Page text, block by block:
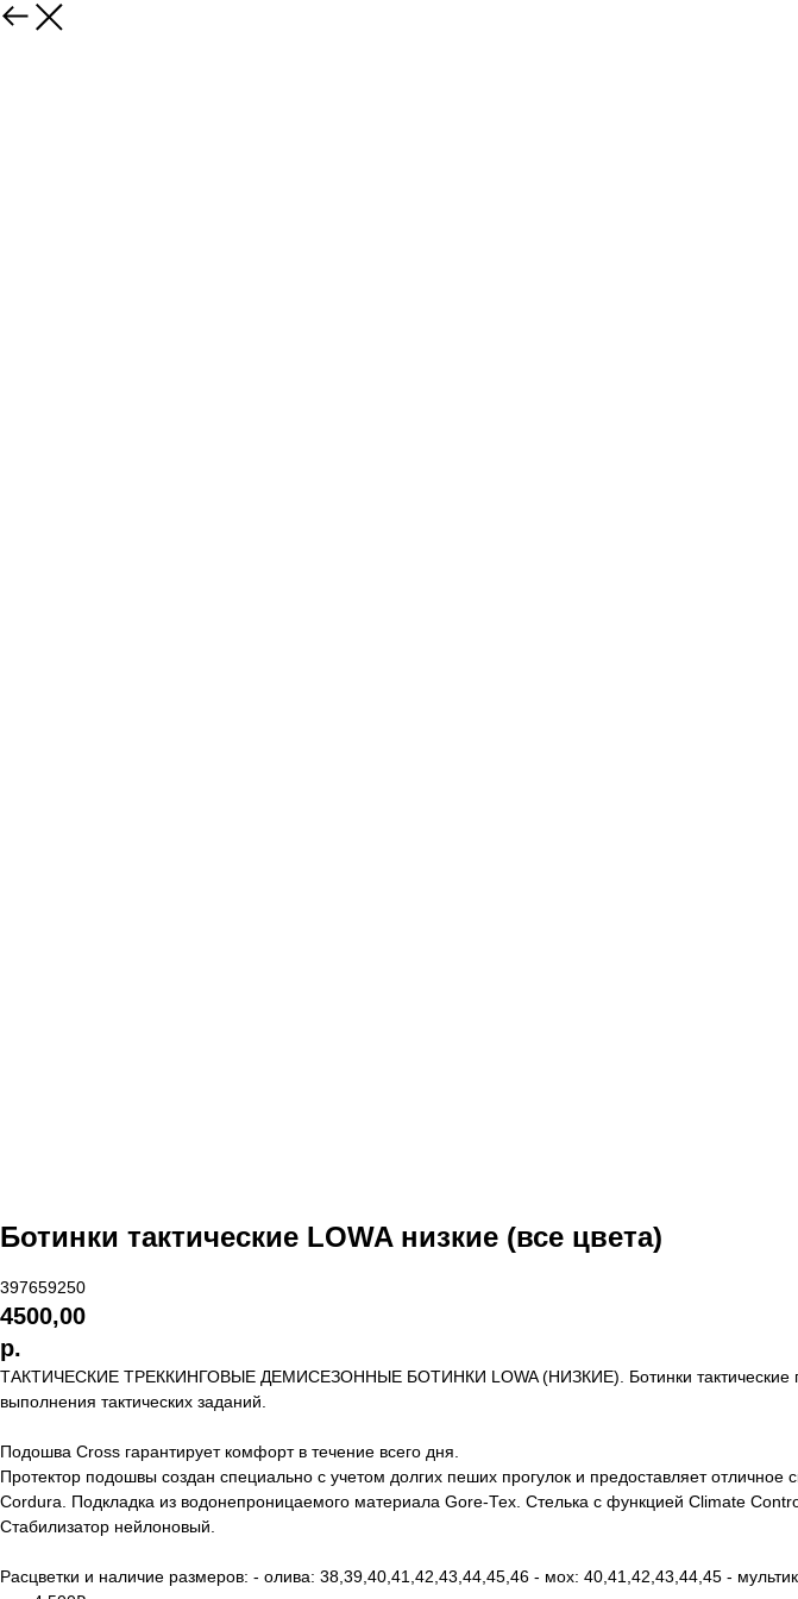
Ботинки тактические LOWA низкие (все цвета)
397659250
4500,00
р.
ТАКТИЧЕСКИЕ ТРЕККИНГОВЫЕ ДЕМИСЕЗОННЫЕ БОТИНКИ LOWA (НИЗКИЕ). Ботинки тактические
выполнения тактических заданий.
Подошва Cross гарантирует комфорт в течение всего дня.
Протектор подошвы создан специально с учетом долгих пеших прогулок и предоставляет
Cordura. Подкладка из водонепроницаемого материала Gore-Тех. Стелька с функцией Climate
Стабилизатор нейлоновый.
Расцветки и наличие размеров: - олива: 38,39,40,41,42,43,44,45,46 - мох: 40,41,42,43,44,45 -